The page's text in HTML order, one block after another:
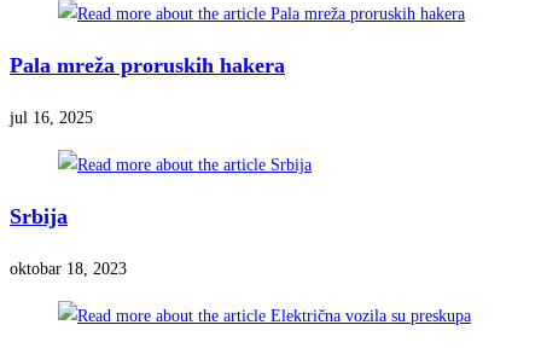
Pala mreža proruskih hakera
jul 16, 2025
Srbija
oktobar 18, 2023